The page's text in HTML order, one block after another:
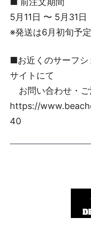
5月11日 〜 5月31日
※発送は6月初旬予定
■お近くのサーフシ
サイトにて
お問い合わせ・ご
https://
40